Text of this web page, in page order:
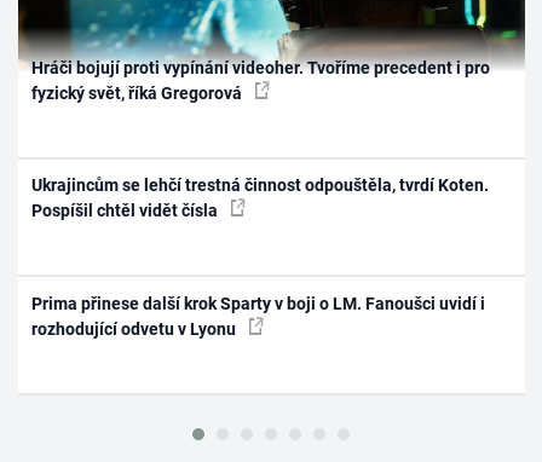
Hráči bojují proti vypínání videoher. Tvoříme precedent i pro
fyzický svět, říká Gregorová
Ukrajincům se lehčí trestná činnost odpouštěla, tvrdí Koten.
Pospíšil chtěl vidět čísla
Prima přinese další krok Sparty v boji o LM. Fanoušci uvidí i
rozhodující odvetu v Lyonu